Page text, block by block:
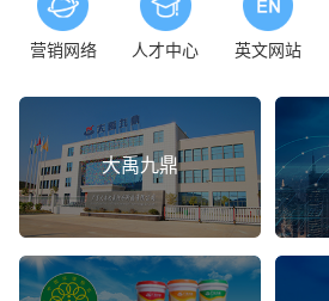
营销网络 人才中心 英文网站
大禹九鼎